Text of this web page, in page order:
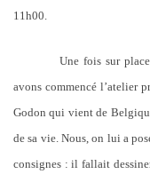
11h00.
Une fois sur
avons commencé l’atelier
Godon qui vient de
de sa vie. Nous, on lui a
consignes : il fallait